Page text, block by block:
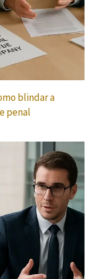
blindar a
penal